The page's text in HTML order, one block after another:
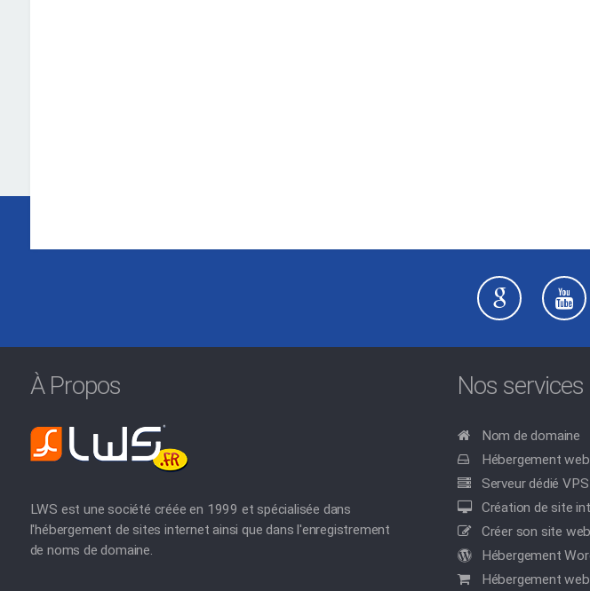
À Propos
LWS est une société créée en 1999 et spécialisée dans
l'hébergement de sites internet ainsi que dans l'enregistrement
de noms de domaine.
Nos services
Nom de domaine
Hébergement web
Serveur dédié VPS
Création de site
Créer son site web
Hébergement
Hébergement